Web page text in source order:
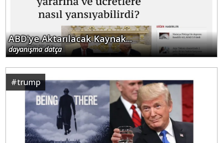
ABD'ye Aktarılacak Kaynak...
dayanışma datça
#trump